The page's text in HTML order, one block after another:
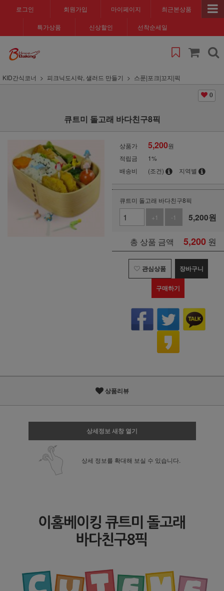
로그인 회원가입 마이페이지 최근본상품
특가상품 신상할인 선착순세일
KID간식코너 피크닉도시락, 샐러드 만들기 스푼|포크|꼬지|픽
0
큐트미 돌고래 바다친구8픽
상품가 5,200원
적립금
1%
배송비
(조건) 지역별
큐트미 돌고래 바다친구8픽
+1
-1 5,200원
총 상품 금액 5,200 원
관심상품 장바구니
구매하기
상품리뷰
상세정보 새창 열기
상세 정보를 확대해 보실 수 있습니다.